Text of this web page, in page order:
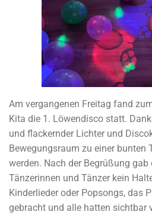
Am vergangenen Freitag fand
Kita die 1. Löwendisco statt.
und flackernder Lichter und
Bewegungsraum zu einer bunten
werden. Nach der Begrüßung gab
Tänzerinnen und Tänzer kein
Kinderlieder oder Popsongs, das
gebracht und alle hatten sichtbar